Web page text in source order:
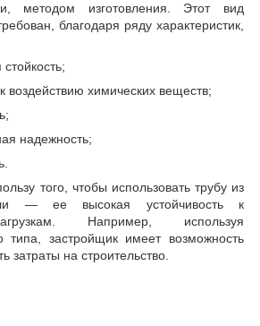
методом изготовления. Этот вид
благодаря ряду характеристик,
воздействию химических веществ;
надежность;
того, чтобы использовать трубу из
— ее высокая устойчивость к
Например, используя
типа, застройщик имеет возможность
затраты на строительство.